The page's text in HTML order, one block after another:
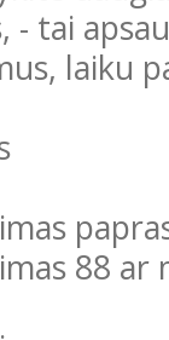
- tai
laiku
88 ar